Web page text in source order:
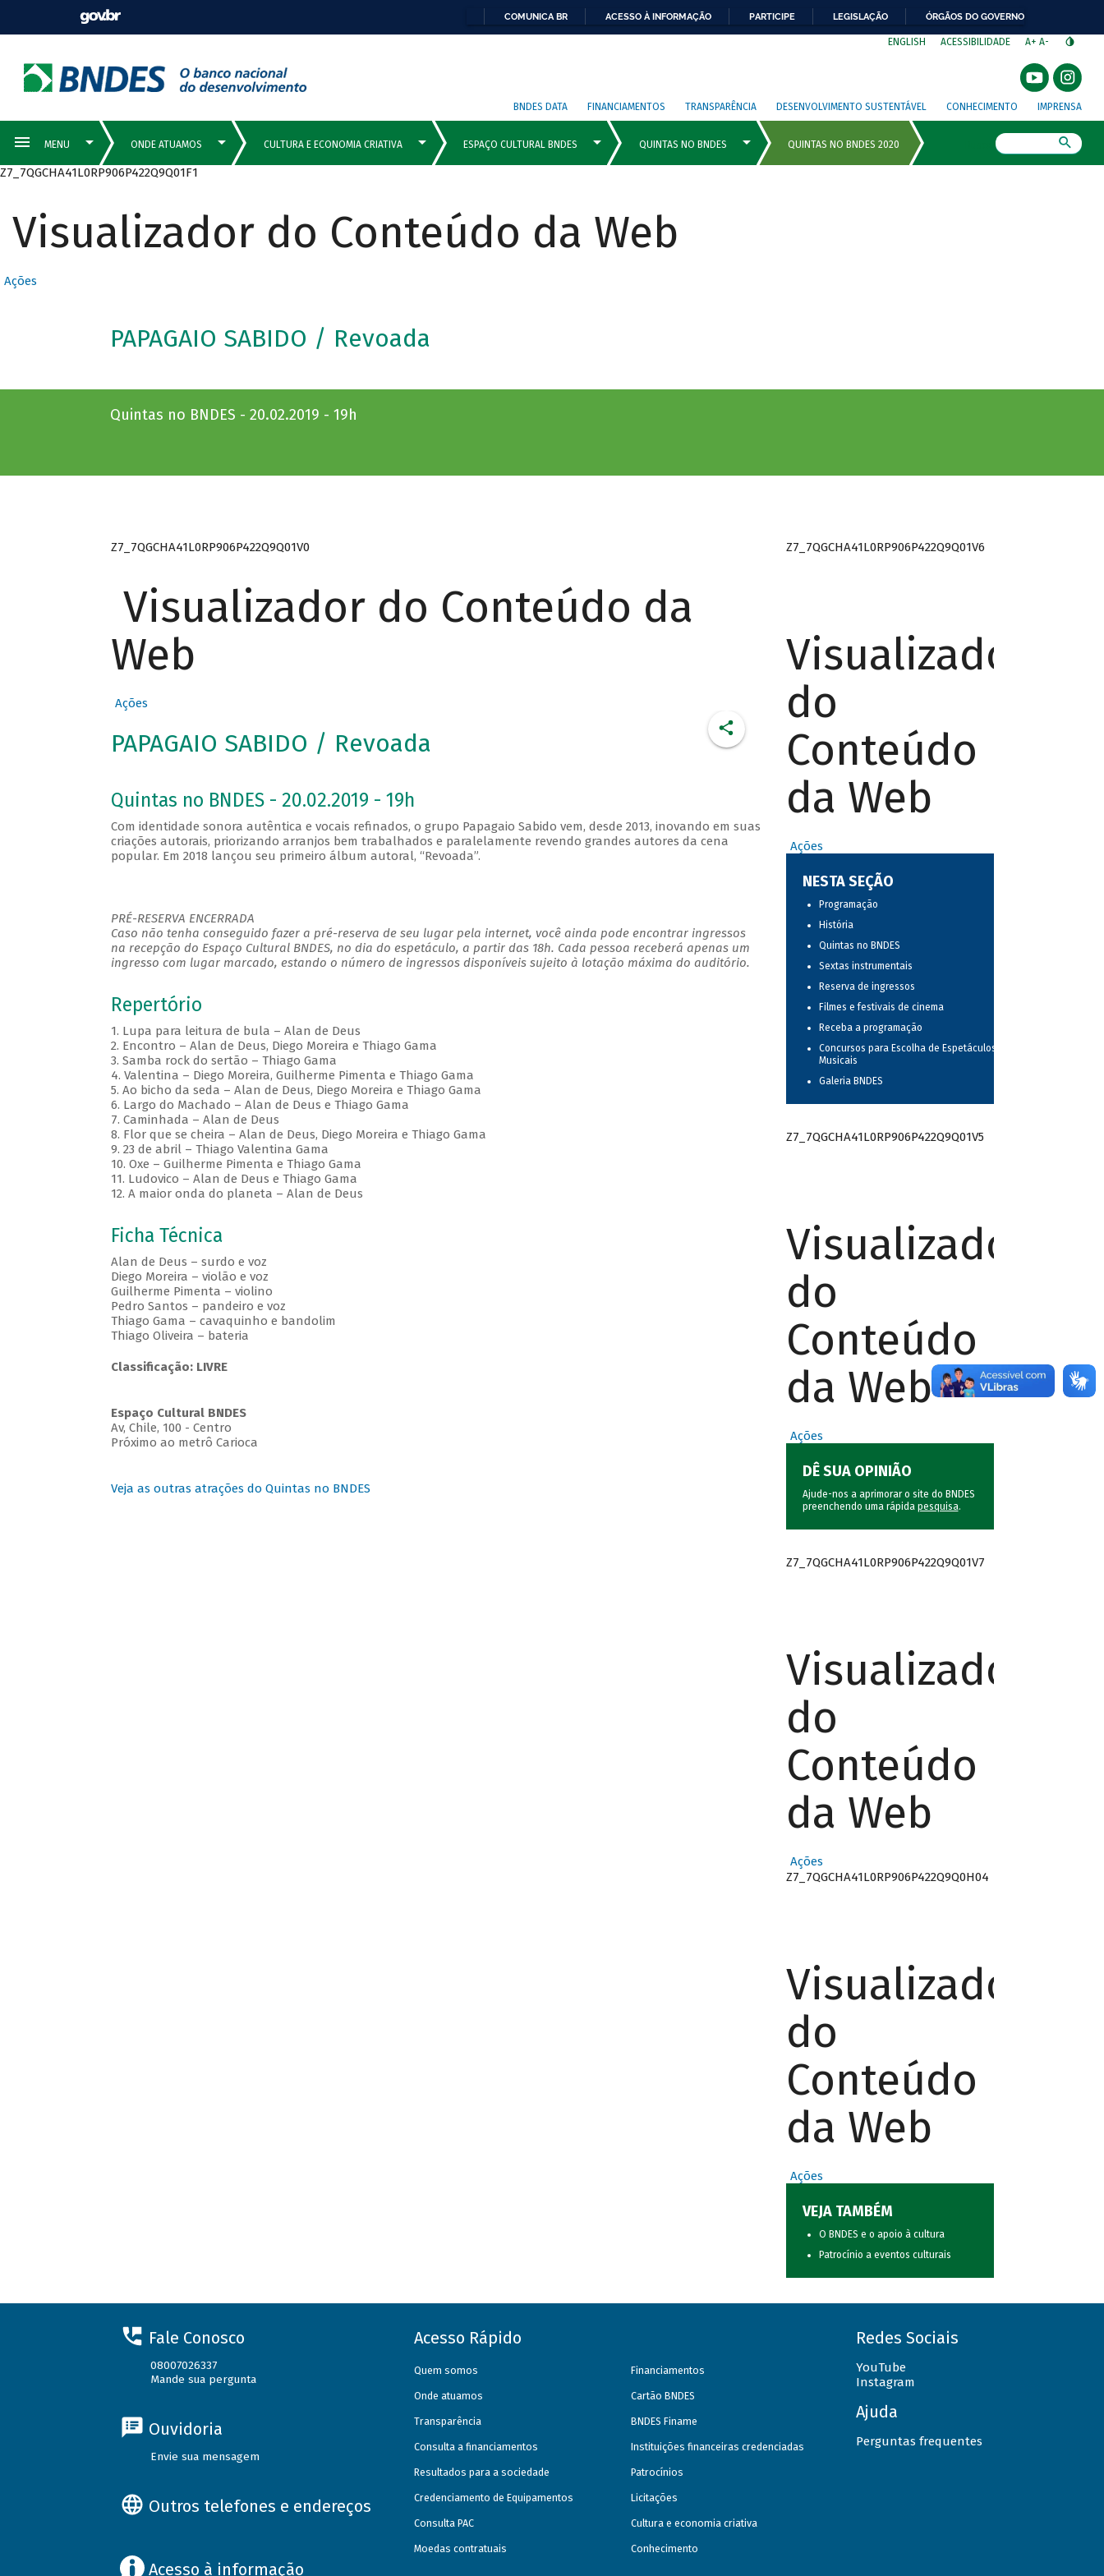
COMUNICA BR ACESSO À INFORMAÇÃO PARTICIPE LEGISLAÇÃO ÓRGÃOS DO GOVERNO
ENGLISH ACESSIBILIDADE A+ A-
BNDES DATA FINANCIAMENTOS TRANSPARÊNCIA DESENVOLVIMENTO SUSTENTÁVEL CONHECIMENTO IMPRENSA
Z7_7QGCHA41L0RP906P422Q9Q01F1
Visualizador do Conteúdo da Web
Ações
PAPAGAIO SABIDO / Revoada
Quintas no BNDES - 20.02.2019 - 19h
Z7_7QGCHA41L0RP906P422Q9Q01V0
Visualizador do Conteúdo da
Web
Ações
PAPAGAIO SABIDO / Revoada
Quintas no BNDES - 20.02.2019 - 19h
Com identidade sonora autêntica e vocais refinados, o grupo Papagaio Sabido vem, desde 2013, inovando em suas
criações autorais, priorizando arranjos bem trabalhados e paralelamente revendo grandes autores da cena
popular. Em 2018 lançou seu primeiro álbum autoral, “Revoada”.
PRÉ-RESERVA ENCERRADA
Caso não tenha conseguido fazer a pré-reserva de seu lugar pela internet, você ainda pode encontrar ingressos
na recepção do Espaço Cultural BNDES, no dia do espetáculo, a partir das 18h. Cada pessoa receberá apenas um
ingresso com lugar marcado, estando o número de ingressos disponíveis sujeito à lotação máxima do auditório.
Repertório
1. Lupa para leitura de bula – Alan de Deus
2. Encontro – Alan de Deus, Diego Moreira e Thiago Gama
3. Samba rock do sertão – Thiago Gama
4. Valentina – Diego Moreira, Guilherme Pimenta e Thiago Gama
5. Ao bicho da seda – Alan de Deus, Diego Moreira e Thiago Gama
6. Largo do Machado – Alan de Deus e Thiago Gama
7. Caminhada – Alan de Deus
8. Flor que se cheira – Alan de Deus, Diego Moreira e Thiago Gama
9. 23 de abril – Thiago Valentina Gama
10. Oxe – Guilherme Pimenta e Thiago Gama
11. Ludovico – Alan de Deus e Thiago Gama
12. A maior onda do planeta – Alan de Deus
Ficha Técnica
Alan de Deus – surdo e voz
Diego Moreira – violão e voz
Guilherme Pimenta – violino
Pedro Santos – pandeiro e voz
Thiago Gama – cavaquinho e bandolim
Thiago Oliveira – bateria
Classificação: LIVRE
Espaço Cultural BNDES
Av, Chile, 100 - Centro
Próximo ao metrô Carioca
Veja as outras atrações do Quintas no BNDES
Z7_7QGCHA41L0RP906P422Q9Q01V6
Visualizador
do
Conteúdo
da Web
Ações
NESTA SEÇÃO
Programação
História
Quintas no BNDES
Sextas instrumentais
Reserva de ingressos
Filmes e festivais de cinema
Receba a programação
Concursos para Escolha de Espetáculos
Musicais
Galeria BNDES
Z7_7QGCHA41L0RP906P422Q9Q01V5
Visualizador
do
Conteúdo
da Web
Ações
DÊ SUA OPINIÃO
Ajude-nos a aprimorar o site do BNDES
preenchendo uma rápida pesquisa.
Z7_7QGCHA41L0RP906P422Q9Q01V7
Visualizador
do
Conteúdo
da Web
Ações
Z7_7QGCHA41L0RP906P422Q9Q0H04
Visualizador
do
Conteúdo
da Web
Ações
VEJA TAMBÉM
O BNDES e o apoio à cultura
Patrocínio a eventos culturais
Fale Conosco
08007026337
Mande sua pergunta
Ouvidoria
Envie sua mensagem
Outros telefones e endereços
Acesso à informação
Acesso Rápido
Quem somos
Onde atuamos
Transparência
Consulta a financiamentos
Resultados para a sociedade
Credenciamento de Equipamentos
Consulta PAC
Moedas contratuais
Financiamentos
Cartão BNDES
BNDES Finame
Instituições financeiras credenciadas
Patrocínios
Licitações
Cultura e economia criativa
Conhecimento
Redes Sociais
YouTube
Instagram
Ajuda
Perguntas frequentes